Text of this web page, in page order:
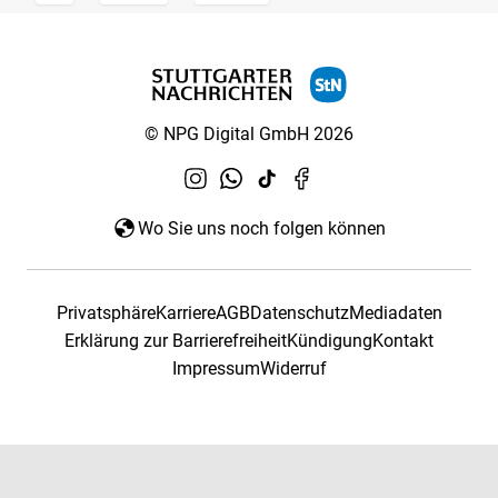
© NPG Digital GmbH 2026
Wo Sie uns noch folgen können
PrivatsphäreKarriereAGBDatenschutzMediadaten
Erklärung zur BarrierefreiheitKündigungKontakt
ImpressumWiderruf